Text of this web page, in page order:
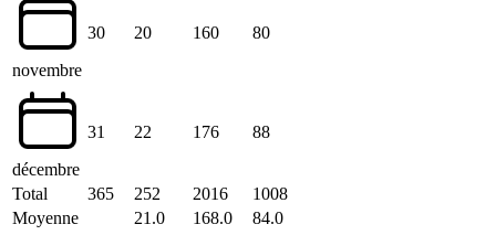
novembre
30 20 160 80
décembre
31 22 176 88
Total 365 252 2016
1008
Moyenne
21.0 168.0 84.0